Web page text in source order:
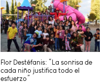
Flor Destéfanis: “La sonrisa de
cada niño justifica todo el
esfuerzo”